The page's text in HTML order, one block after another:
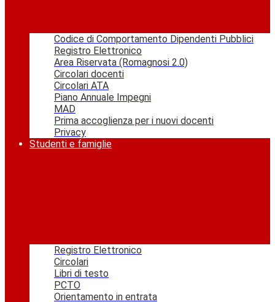
Codice di Comportamento Dipendenti Pubblici
Registro Elettronico
Area Riservata (Romagnosi 2.0)
Circolari docenti
Circolari ATA
Piano Annuale Impegni
MAD
Prima accoglienza per i nuovi docenti
Privacy
Studenti e famiglie
Registro Elettronico
Circolari
Libri di testo
PCTO
Orientamento in entrata